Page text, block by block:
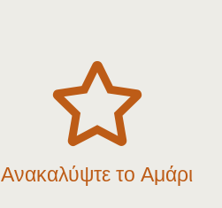

Ανακαλύψτε το Αμάρι